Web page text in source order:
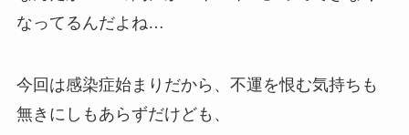
なってるんだよね…
今回は感染症始まりだから、不運を恨む気持ちも
無きにしもあらずだけども、